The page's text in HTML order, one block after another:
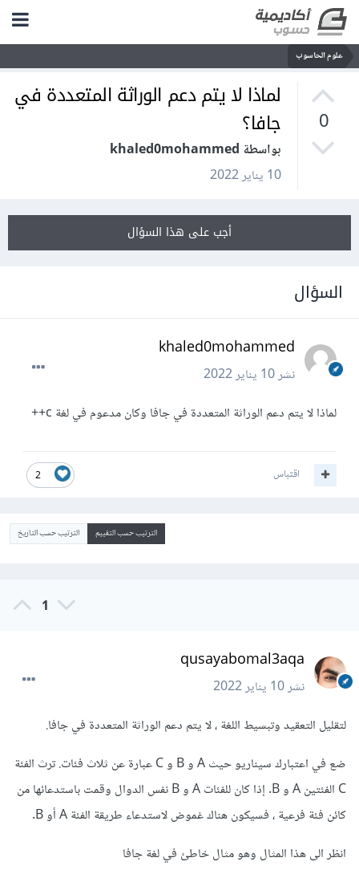
علوم الحاسوب
0
لماذا لا يتم دعم الوراثة المتعددة في
جافا؟
بواسطة khaled0mohammed
10 يناير 2022
أجب على هذا السؤال
السؤال
khaled0mohammed
نشر10 يناير 2022
لماذا لا يتم دعم الوراثة المتعددة في جافا وكان مدعوم في لغة c++
2 اقتباس
الترتيب حسب التقييم الترتيب حسب التاريخ
1
qusayabomal3aqa
نشر10 يناير 2022
لتقليل التعقيد وتبسيط اللغة ، لا يتم دعم الوراثة المتعددة في جافا.
ضع في اعتبارك سيناريو حيث A و B و C عبارة عن ثلاث فئات. ترث الفئة
C الفئتين A و B. إذا كان للفئات A و B نفس الدوال وقمت باستدعائها من
كائن فئة فرعية ، فسيكون هناك غموض لاستدعاء طريقة الفئة A أو B.
انظر الى هذا المثال وهو مثال خاطئ في لغة جافا